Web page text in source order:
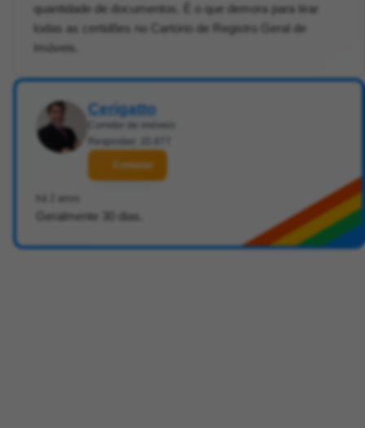
quantidade de documentos. É o que demora para tirar
todas as certidões no Cartório de Registro Geral de
Imóveis.
Cerigatto
Corretor de imóveis
Respostas: 20.877
Contatar
há 2 anos
Geralmente 30 dias.